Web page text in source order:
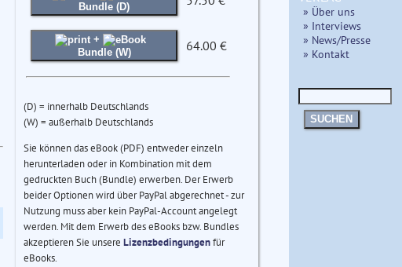
Bundle (D)
+
Bundle (W)
64.00 €
(D) = innerhalb Deutschlands
(W) = außerhalb Deutschlands
Sie können das eBook (PDF) entweder einzeln
herunterladen oder in Kombination mit dem
gedruckten Buch (Bundle) erwerben. Der Erwerb
beider Optionen wird über PayPal abgerechnet - zur
Nutzung muss aber kein PayPal-Account angelegt
werden. Mit dem Erwerb des eBooks bzw. Bundles
akzeptieren Sie unsere Lizenzbedingungenfür
eBooks.
» Über uns
» Interviews
» News/Presse
» Kontakt
SUCHEN